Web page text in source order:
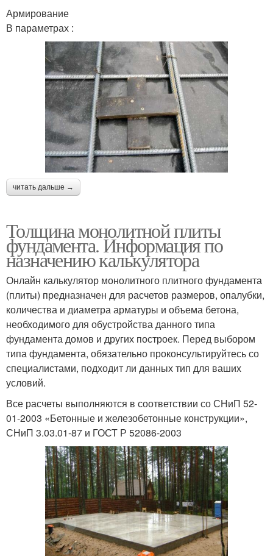
Армирование
В параметрах :
читать дальше →
Толщина монолитной плиты
фундамента. Информация по
назначению калькулятора
Онлайн калькулятор монолитного плитного фундамента
(плиты) предназначен для расчетов размеров, опалубки,
количества и диаметра арматуры и объема бетона,
необходимого для обустройства данного типа
фундамента домов и других построек. Перед выбором
типа фундамента, обязательно проконсультируйтесь со
специалистами, подходит ли данных тип для ваших
условий.
Все расчеты выполняются в соответствии со СНиП 52-
01-2003 «Бетонные и железобетонные конструкции»,
СНиП 3.03.01-87 и ГОСТ Р 52086-2003